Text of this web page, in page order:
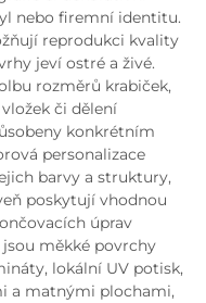
nebo firemní identitu.
reprodukci kvality
jeví ostré a živé.
rozměrů krabiček,
či dělení
konkrétním
personalizace
barvy a struktury,
poskytují vhodnou
úprav
měkké povrchy
lokální UV potisk,
a matnými plochami,